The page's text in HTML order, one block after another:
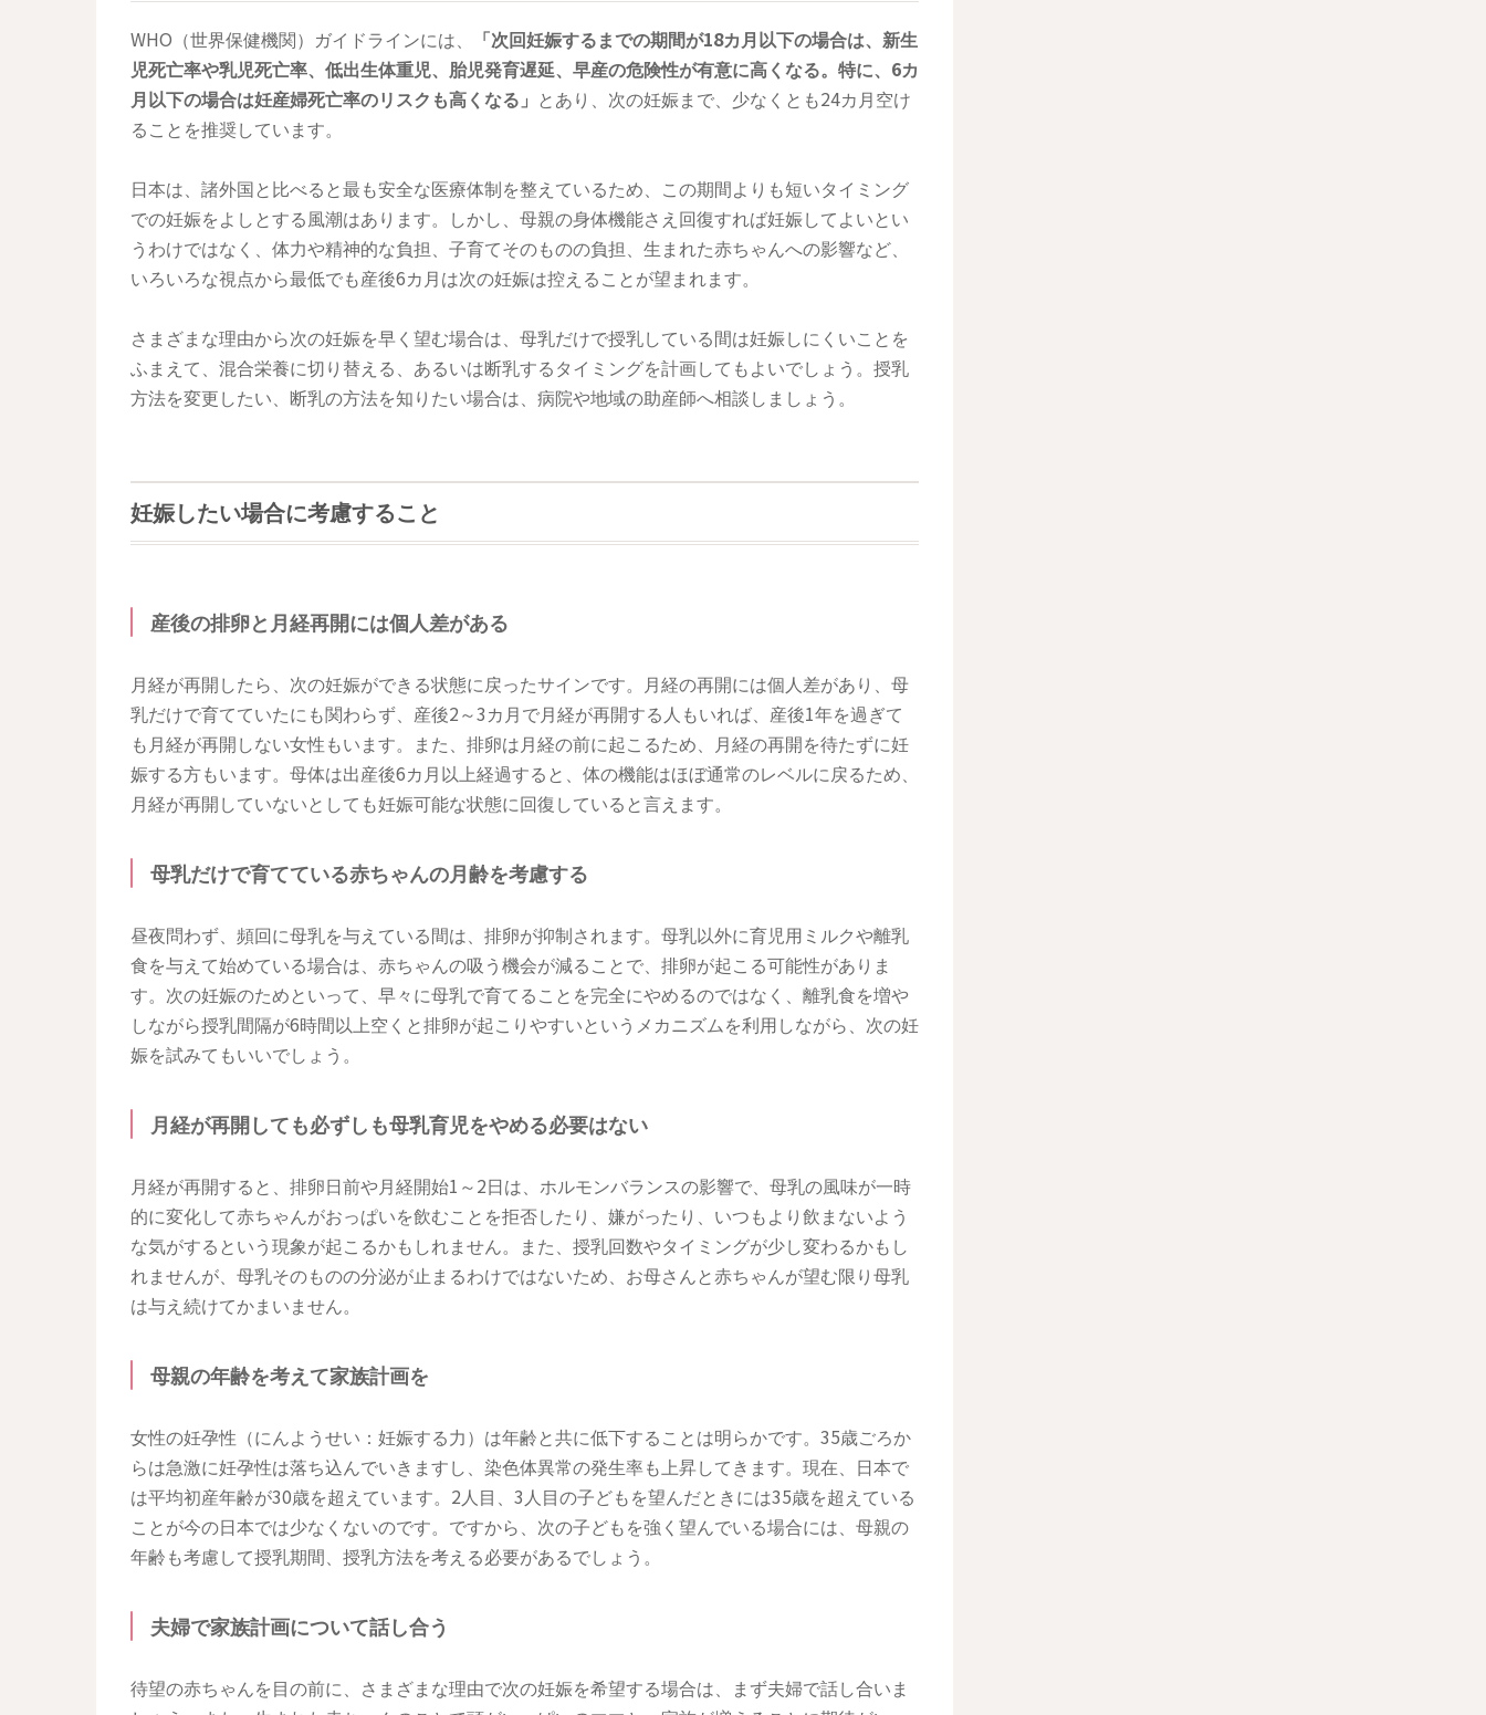
WHO（世界保健機関）ガイドラインには、
「次回妊娠するまでの期間が18カ月以下の場合は、新生
児死亡率や乳児死亡率、低出生体重児、胎児発育遅延、早産の危険性が有意に高くなる。特に、6カ
月以下の場合は妊産婦死亡率のリスクも高くなる」 とあり、次の妊娠まで、少なくとも24カ月空け
ることを推奨しています。
日本は、諸外国と比べると最も安全な医療体制を整えているため、この期間よりも短いタイミング
での妊娠をよしとする風潮はあります。しかし、母親の身体機能さえ回復すれば妊娠してよいとい
うわけではなく、体力や精神的な負担、子育てそのものの負担、生まれた赤ちゃんへの影響など、
いろいろな視点から最低でも産後6カ月は次の妊娠は控えることが望まれます。
さまざまな理由から次の妊娠を早く望む場合は、母乳だけで授乳している間は妊娠しにくいことを
ふまえて、混合栄養に切り替える、あるいは断乳するタイミングを計画してもよいでしょう。授乳
方法を変更したい、断乳の方法を知りたい場合は、病院や地域の助産師へ相談しましょう。
妊娠したい場合に考慮すること
産後の排卵と月経再開には個人差がある
月経が再開したら、次の妊娠ができる状態に戻ったサインです。月経の再開には個人差があり、母
乳だけで育てていたにも関わらず、産後2～3カ月で月経が再開する人もいれば、産後1年を過ぎて
も月経が再開しない女性もいます。また、排卵は月経の前に起こるため、月経の再開を待たずに妊
娠する方もいます。母体は出産後6カ月以上経過すると、体の機能はほぼ通常のレベルに戻るため、
月経が再開していないとしても妊娠可能な状態に回復していると言えます。
母乳だけで育てている赤ちゃんの月齢を考慮する
昼夜問わず、頻回に母乳を与えている間は、排卵が抑制されます。母乳以外に育児用ミルクや離乳
食を与えて始めている場合は、赤ちゃんの吸う機会が減ることで、排卵が起こる可能性がありま
す。次の妊娠のためといって、早々に母乳で育てることを完全にやめるのではなく、離乳食を増や
しながら授乳間隔が6時間以上空くと排卵が起こりやすいというメカニズムを利用しながら、次の妊
娠を試みてもいいでしょう。
月経が再開しても必ずしも母乳育児をやめる必要はない
月経が再開すると、排卵日前や月経開始1～2日は、ホルモンバランスの影響で、母乳の風味が一時
的に変化して赤ちゃんがおっぱいを飲むことを拒否したり、嫌がったり、いつもより飲まないよう
な気がするという現象が起こるかもしれません。また、授乳回数やタイミングが少し変わるかもし
れませんが、母乳そのものの分泌が止まるわけではないため、お母さんと赤ちゃんが望む限り母乳
は与え続けてかまいません。
母親の年齢を考えて家族計画を
女性の妊孕性（にんようせい：妊娠する力）は年齢と共に低下することは明らかです。35歳ごろか
らは急激に妊孕性は落ち込んでいきますし、染色体異常の発生率も上昇してきます。現在、日本で
は平均初産年齢が30歳を超えています。2人目、3人目の子どもを望んだときには35歳を超えている
ことが今の日本では少なくないのです。ですから、次の子どもを強く望んでいる場合には、母親の
年齢も考慮して授乳期間、授乳方法を考える必要があるでしょう。
夫婦で家族計画について話し合う
待望の赤ちゃんを目の前に、さまざまな理由で次の妊娠を希望する場合は、まず夫婦で話し合いま